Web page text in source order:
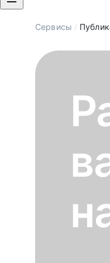
Сервисы /